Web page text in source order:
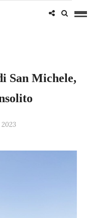
San Michele,
2023